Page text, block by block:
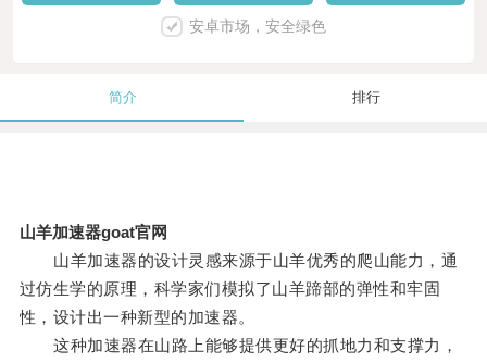
安卓市场，安全绿色
简介 排行
山羊加速器goat官网
山羊加速器的设计灵感来源于山羊优秀的爬山能力，通
过仿生学的原理，科学家们模拟了山羊蹄部的弹性和牢固
性，设计出一种新型的加速器。
这种加速器在山路上能够提供更好的抓地力和支撑力，